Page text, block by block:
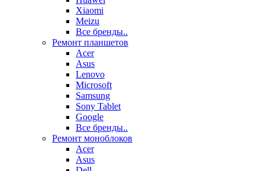
Xiaomi
Meizu
Все бренды..
Ремонт планшетов
Acer
Asus
Lenovo
Microsoft
Samsung
Sony Tablet
Google
Все бренды..
Ремонт моноблоков
Acer
Asus